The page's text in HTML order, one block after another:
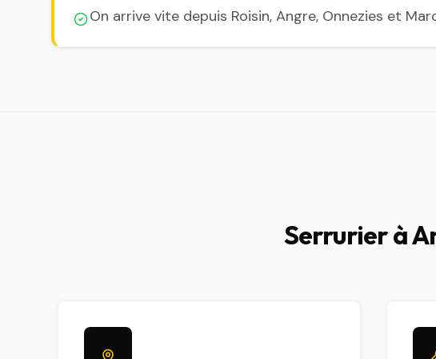
On arrive vite depuis Roisin, Angre, Onnezies et
Serrurier à